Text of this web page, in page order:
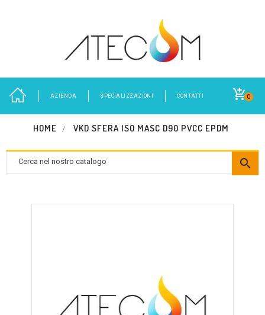
0
AZIENDA SPECIALIZZAZIONI CONTATTI
HOME VKD SFERA ISO MASC D90 PVCC EPDM
